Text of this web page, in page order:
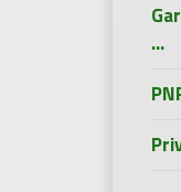
...